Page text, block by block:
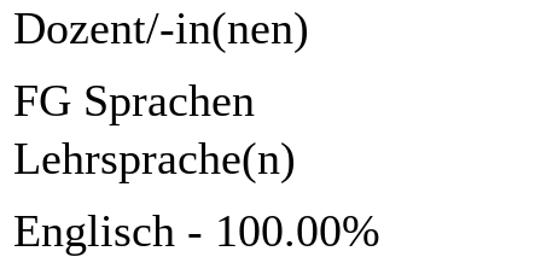
Dozent/-in(nen)
FG Sprachen
Lehrsprache(n)
Englisch - 100.00%